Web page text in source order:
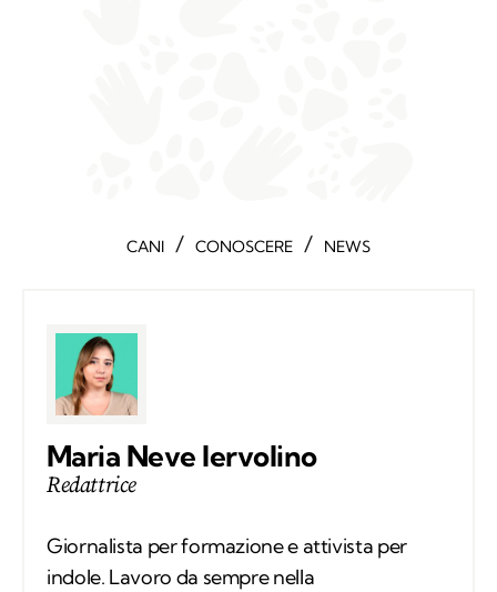
CANI / CONOSCERE / NEWS
Maria Neve Iervolino
Redattrice
Giornalista per formazione e attivista per
indole. Lavoro da sempre nella